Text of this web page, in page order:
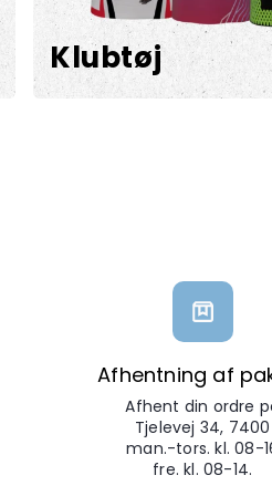
Klubtøj
Afhentning af
Afhent din ordre
Tjelevej 34, 7400
man.-tors. kl. 08-
fre. kl. 08-14.